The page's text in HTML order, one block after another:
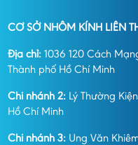
CƠ SỞ NHÔM KÍNH LIÊN
Địa chỉ:1036 120 Cách
Thành phố Hồ Chí Minh
Chi nhánh 2:Lý Thường
Hồ Chí Minh
Chi nhánh 3:Ung Văn